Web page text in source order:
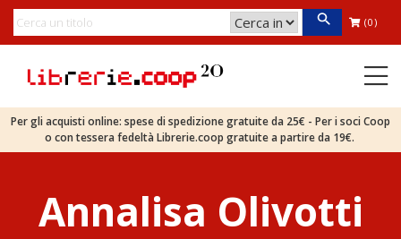
(0)
Per gli acquisti online: spese di spedizione gratuite da 25€ - Per i soci Coop
o con tessera fedeltà Librerie.coop gratuite a partire da 19€.
Annalisa Olivotti